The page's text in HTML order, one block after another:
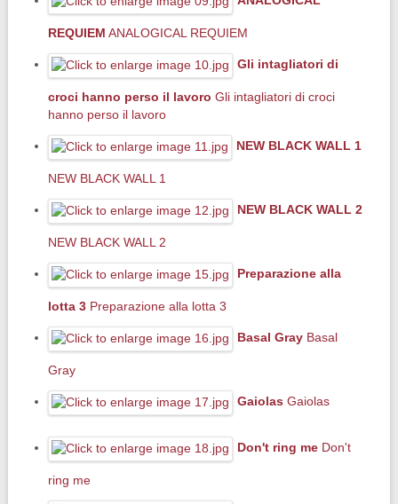
REQUIEM ANALOGICAL REQUIEM
Gli intagliatori di
croci hanno perso il lavoro Gli intagliatori di croci
hanno perso il lavoro
NEW BLACK WALL 1
NEW BLACK WALL 1
NEW BLACK WALL 2
NEW BLACK WALL 2
Preparazione alla
lotta 3 Preparazione alla lotta 3
Basal Gray Basal
Gray
Gaiolas Gaiolas
Don't ring me Don't
ring me